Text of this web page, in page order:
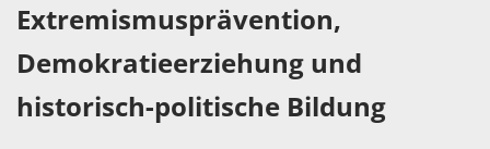
Extremismusprävention,
Demokratieerziehung und
historisch-politische Bildung